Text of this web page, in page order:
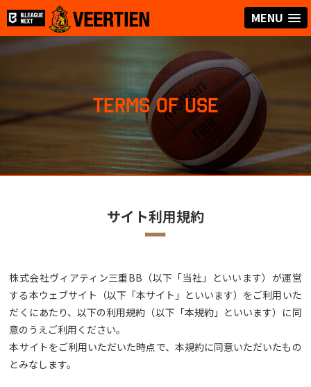
MENU
TERMS OF USE
サイト利用規約
ー
株式会社ヴィアティン三重BB（以下「当社」といいます）が運営
する本ウェブサイト（以下「本サイト」といいます）をご利用いた
だくにあたり、以下の利用規約（以下「本規約」といいます）に同
意のうえご利用ください。
本サイトをご利用いただいた時点で、本規約に同意いただいたもの
とみなします。